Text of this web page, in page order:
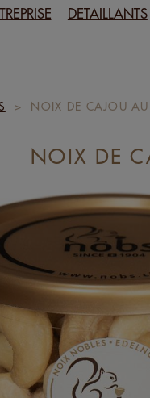
DETAILLANTS
> NOIX DE CAJOU AU
NOIX DE